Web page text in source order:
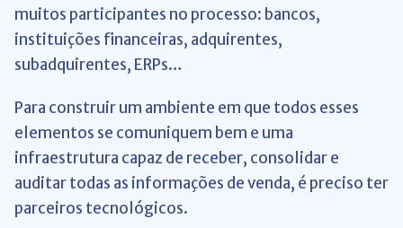
muitos participantes no processo: bancos,
instituições financeiras, adquirentes,
subadquirentes, ERPs…
Para construir um ambiente em que todos esses
elementos se comuniquem bem e uma
infraestrutura capaz de receber, consolidar e
auditar todas as informações de venda, é preciso ter
parceiros tecnológicos.